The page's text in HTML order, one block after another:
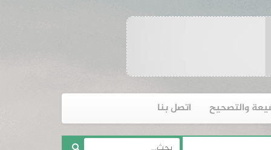
والتصحيح اتصل بنا